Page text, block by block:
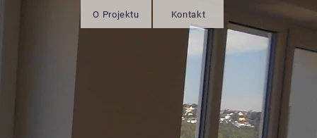
O Projektu Kontakt